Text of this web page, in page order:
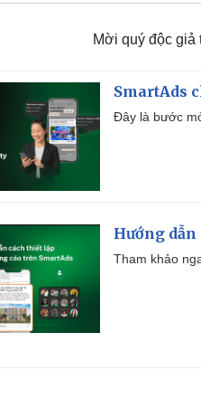
Mời quý độc giả
SmartAds
Đây là bước
Hướng
Tham khảo